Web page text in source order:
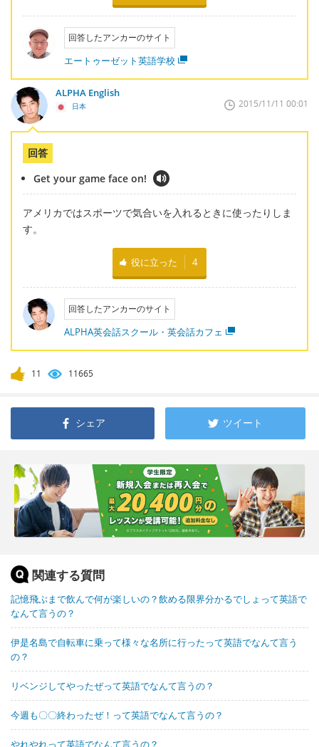
回答したアンカーのサイト
エートゥーゼット英語学校
ALPHA English
日本 2015/11/11 00:01
回答
Get your game face on!
アメリカではスポーツで気合いを入れるときに使ったりしま
す。
役に立った 4
回答したアンカーのサイト
ALPHA英会話スクール・英会話カフェ
11 11665
シェア ツイート
関連する質問
記憶飛ぶまで飲んで何が楽しいの？飲める限界分かるでしょって英語で
なんて言うの？
伊是名島で自転車に乗って様々な名所に行ったって英語でなんて言う
の？
リベンジしてやったぜって英語でなんて言うの？
今週も〇〇終わったぜ！って英語でなんて言うの？
やれやれって英語でなんて言うの？